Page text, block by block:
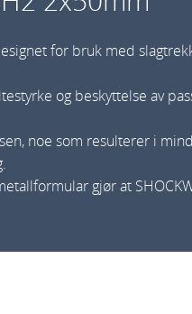
for bruk med
og beskyttelse av
noe som resulterer i
gjør at